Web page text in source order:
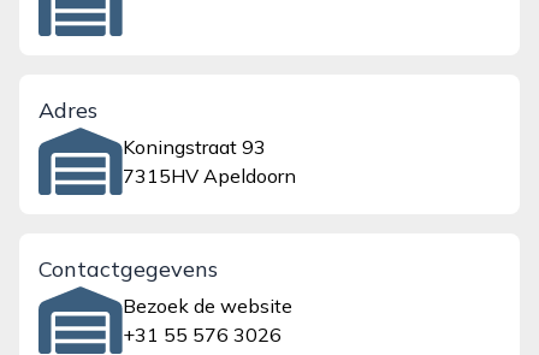
Adres
Koningstraat 93
7315HV Apeldoorn
Contactgegevens
Bezoek de website
+31 55 576 3026